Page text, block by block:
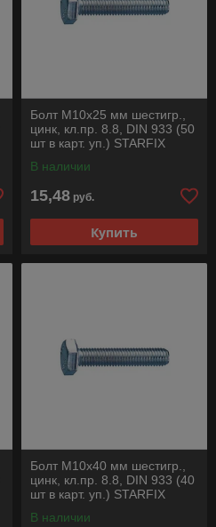
Болт М10х25 мм шестигр.,
цинк, кл.пр. 8.8, DIN 933 (50
шт в карт. уп.) STARFIX
В наличии
15,48 руб.
Купить
Болт М10х40 мм шестигр.,
цинк, кл.пр. 8.8, DIN 933 (40
шт в карт. уп.) STARFIX
В наличии